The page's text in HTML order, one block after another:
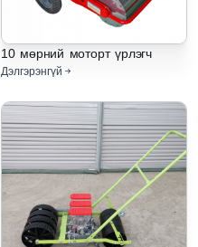
10 мөрний моторт үрлэгч
Дэлгэрэнгүй